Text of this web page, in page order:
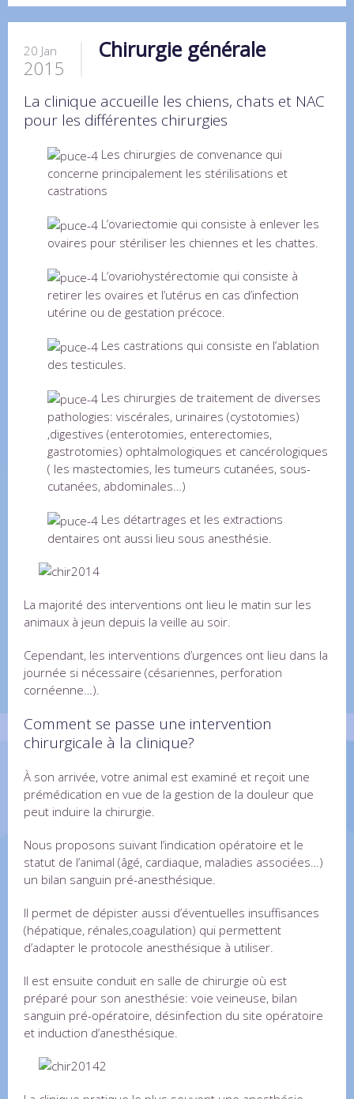
20 Jan
2015
Chirurgie générale
La clinique accueille les chiens, chats et NAC
pour les différentes chirurgies
Les chirurgies de convenance qui
concerne principalement les stérilisations et
castrations
L’ovariectomie qui consiste à enlever les
ovaires pour stériliser les chiennes et les chattes.
L’ovariohystérectomie qui consiste à
retirer les ovaires et l’utérus en cas d’infection
utérine ou de gestation précoce.
Les castrations qui consiste en l’ablation
des testicules.
Les chirurgies de traitement de diverses
pathologies: viscérales, urinaires (cystotomies)
,digestives (enterotomies, enterectomies,
gastrotomies) ophtalmologiques et cancérologiques
( les mastectomies, les tumeurs cutanées, sous-
cutanées, abdominales…)
Les détartrages et les extractions
dentaires ont aussi lieu sous anesthésie.
La majorité des interventions ont lieu le matin sur les
animaux à jeun depuis la veille au soir.
Cependant, les interventions d’urgences ont lieu dans la
journée si nécessaire (césariennes, perforation
cornéenne…).
Comment se passe une intervention
chirurgicale à la clinique?
À son arrivée, votre animal est examiné et reçoit une
prémédication en vue de la gestion de la douleur que
peut induire la chirurgie.
Nous proposons suivant l’indication opératoire et le
statut de l’animal (âgé, cardiaque, maladies associées…)
un bilan sanguin pré-anesthésique.
Il permet de dépister aussi d’éventuelles insuffisances
(hépatique, rénales,coagulation) qui permettent
d’adapter le protocole anesthésique à utiliser.
Il est ensuite conduit en salle de chirurgie où est
préparé pour son anesthésie: voie veineuse, bilan
sanguin pré-opératoire, désinfection du site opératoire
et induction d’anesthésique.